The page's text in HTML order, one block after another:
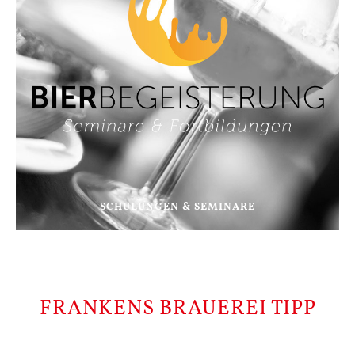
SCHULUNGEN & SEMINARE
FRANKENS BRAUEREI TIPP